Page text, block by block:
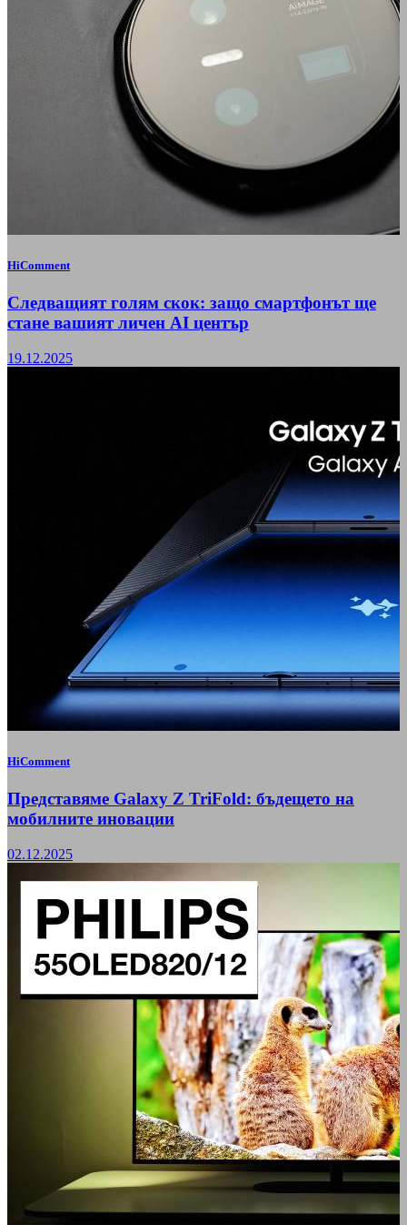
HiComment
Следващият голям скок: защо смартфонът ще
стане вашият личен AI център
19.12.2025
HiComment
Представяме Galaxy Z TriFold: бъдещето на
мобилните иновации
02.12.2025